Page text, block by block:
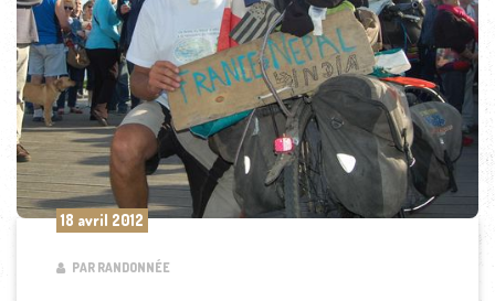
18 avril 2012
PAR RANDONNÉE